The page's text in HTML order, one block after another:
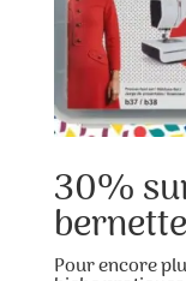
30%
bernette
Pour encore